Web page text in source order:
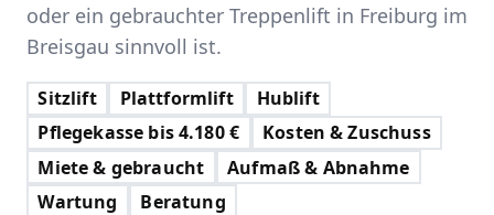
oder ein gebrauchter Treppenlift in Freiburg im
Breisgau sinnvoll ist.
Sitzlift Plattformlift
Hublift
Pflegekasse bis 4.180 €
Kosten & Zuschuss
Miete & gebraucht
Aufmaß & Abnahme
Wartung
Beratung